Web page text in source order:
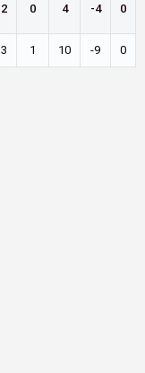
2 0 4 -4 0
3 1 10 -9 0